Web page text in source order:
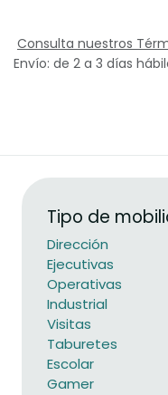
Consulta nuestros
Envío: de 2 a 3 días
Tipo de
Dirección
Ejecutivas
Operativas
Industrial
Visitas
Taburetes
Escolar
Gamer